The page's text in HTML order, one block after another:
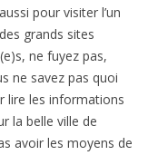
aussi pour visiter l’un
des grands sites
ne fuyez pas,
ne savez pas quoi
lire les informations
la belle ville de
avoir les moyens de